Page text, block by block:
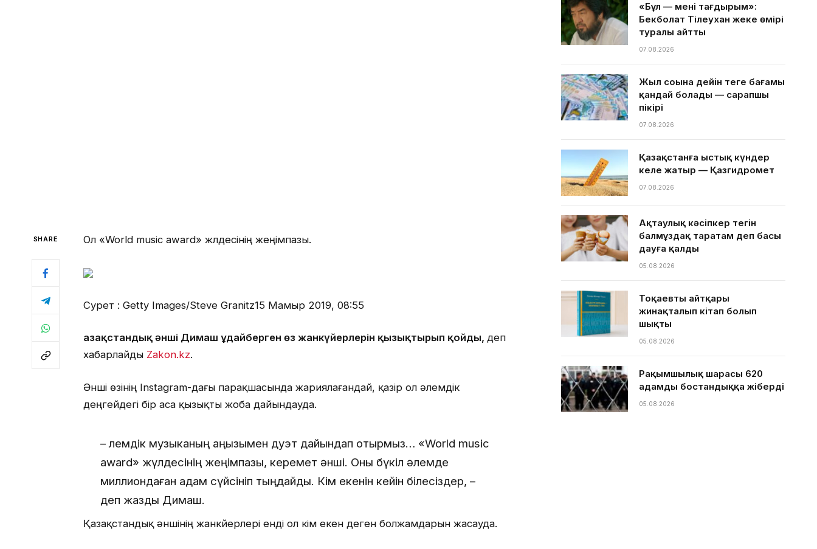
SHARE Ол «World music award» жүлдесінің жеңімпазы.
Сурет : Getty Images/Steve Granitz15 Мамыр 2019, 08:55
Қазақстандық әнші Димаш Құдайберген өз жанкүйерлерін қызықтырып қойды, деп
хабарлайды Zakon.kz.
Әнші өзінің Instagram-дағы парақшасында жариялағандай, қазір ол әлемдік
деңгейдегі бір аса қызықты жоба дайындауда.
– Әлемдік музыканың аңызымен дуэт дайындап отырмыз… «World music
award» жүлдесінің жеңімпазы, керемет әнші. Оны бүкіл әлемде
миллиондаған адам сүйсініп тыңдайды. Кім екенін кейін білесіздер, –
деп жазды Димаш.
Қазақстандық әншінің жанкүйерлері енді ол кім екен деген болжамдарын жасауда.
«Бұл — менің тағдырым»:
Бекболат Тілеухан жеке өмірі
туралы айтты
07.08.2026
Жыл соңына дейін теңге бағамы
қандай болады — сарапшы
пікірі
07.08.2026
Қазақстанға ыстық күндер
келе жатыр — Қазгидромет
07.08.2026
Ақтаулық кәсіпкер тегін
балмұздақ таратам деп басы
дауға қалды
05.08.2026
Тоқаевтың айтқары
жинақталып кітап болып
шықты
05.08.2026
Рақымшылық шарасы 620
адамды бостандыққа жіберді
05.08.2026